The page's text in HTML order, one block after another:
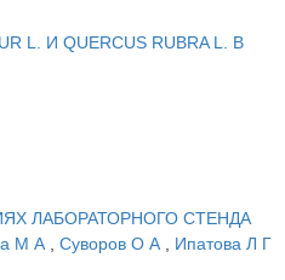
И QUERCUS RUBRA L. В
ЛАБОРАТОРНОГО СТЕНДА
М А , Суворов О А , Ипатова Л Г